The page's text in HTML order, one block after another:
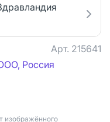
Арт. 215641
Россия
изображённого